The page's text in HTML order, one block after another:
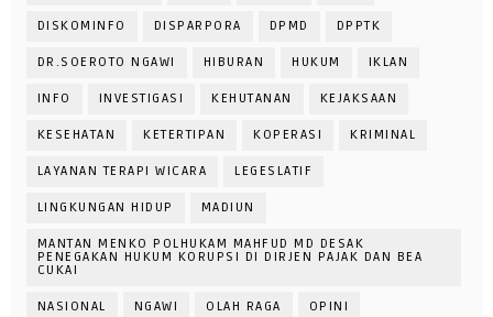
DISKOMINFO DISPARPORA DPMD DPPTK
DR.SOEROTO NGAWI HIBURAN HUKUM IKLAN
INFO INVESTIGASI KEHUTANAN KEJAKSAAN
KESEHATAN KETERTIPAN KOPERASI KRIMINAL
LAYANAN TERAPI WICARA LEGESLATIF
LINGKUNGAN HIDUP MADIUN
MANTAN MENKO POLHUKAM MAHFUD MD DESAK
PENEGAKAN HUKUM KORUPSI DI DIRJEN PAJAK DAN BEA
CUKAI
NASIONAL NGAWI OLAH RAGA OPINI